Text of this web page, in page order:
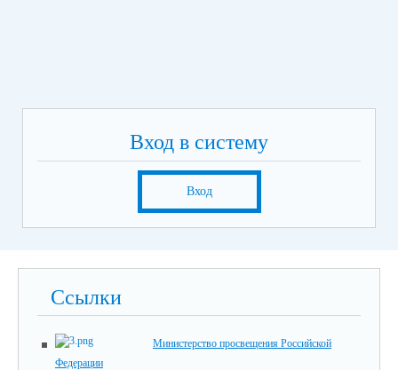
Вход в систему
Вход
Ссылки
Министерство просвещения Российской
Федерации